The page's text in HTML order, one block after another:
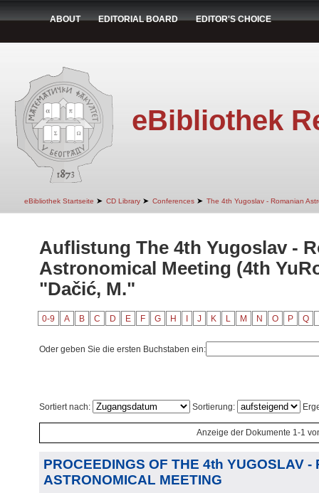
ABOUT EDITORIAL BOARD EDITOR'S CHOICE
eBibliothek
eBibliothek Startseite ➤ CD Library ➤ Conferences ➤ The 4th Yugoslav - Romanian
Auflistung The 4th Yugoslav -
Astronomical Meeting (4th
"Dačić, M."
0-9 A B C D E F G H J K L M N O P Q
Oder geben Sie die ersten Buchstaben ein:
Sortiert nach: Sortierung:
Anzeige der Dokumente 1-1
PROCEEDINGS OF THE 4th YUGOSLAV -
ASTRONOMICAL MEETING